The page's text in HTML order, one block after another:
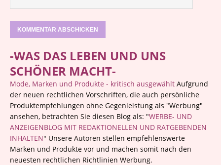
-WAS DAS LEBEN UND UNS
SCHÖNER MACHT-
Mode, Marken und Produkte - kritisch ausgewählt Aufgrund
der neuen rechtlichen Vorschriften, die auch persönliche
Produktempfehlungen ohne Gegenleistung als "Werbung"
ansehen, betrachten Sie diesen Blog als: "WERBE- UND
ANZEIGENBLOG MIT REDAKTIONELLEN UND RATGEBENDEN
INHALTEN" Unsere Autoren stellen empfehlenswerte
Marken und Produkte vor und machen somit nach den
neuesten rechtlichen Richtlinien Werbung.